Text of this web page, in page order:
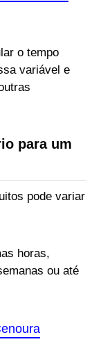
o tempo
variável e
para um
pode variar
horas,
ou até